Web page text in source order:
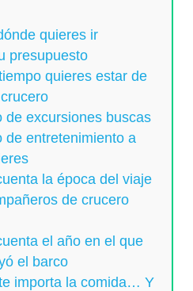
quieres ir
presupuesto
quieres estar de
de excursiones buscas
de entretenimiento a
la época del viaje
de crucero
el año en el que
el barco
importa la comida… Y